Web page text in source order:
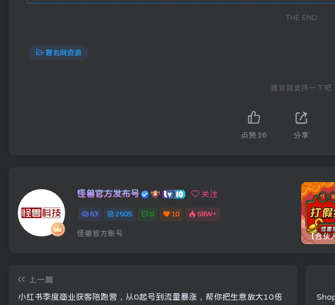
THE END
冒泡网资源
喜欢就支持一下吧
点赞 36 分享
怪兽官方发布号 关注
63 2505 0 10 58W+
怪兽官方账号
上一篇
小红书季度商业获客陪跑营，从0起号到流量暴涨，帮你把生意放大10倍